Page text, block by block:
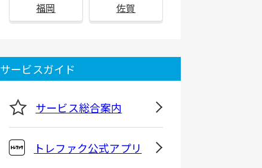
福岡 佐賀
サービスガイド
サービス総合案内
トレファク公式アプリ